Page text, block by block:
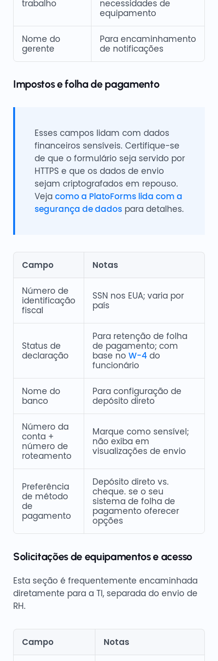
trabalho
necessidades de
equipamento
Nome do
gerente
Para encaminhamento
de notificações
Impostos e folha de pagamento
Esses campos lidam com dados
financeiros sensíveis. Certifique-se
de que o formulário seja servido por
HTTPS e que os dados de envio
sejam criptografados em repouso.
Veja como a PlatoForms lida com a
segurança de dadospara detalhes.
Campo Notas
Número de
identificação
fiscal
SSN nos EUA; varia por
país
Status de
declaração
Para retenção de folha
de pagamento; com
base no W-4do
funcionário
Nome do
banco
Para configuração de
depósito direto
Número da
conta +
número de
roteamento
Marque como sensível;
não exiba em
visualizações de envio
Preferência
de método
de
pagamento
Depósito direto vs.
cheque. se o seu
sistema de folha de
pagamento oferecer
opções
Solicitações de equipamentos e acesso
Esta seção é frequentemente encaminhada
diretamente para a TI, separada do envio de
RH.
Campo Notas